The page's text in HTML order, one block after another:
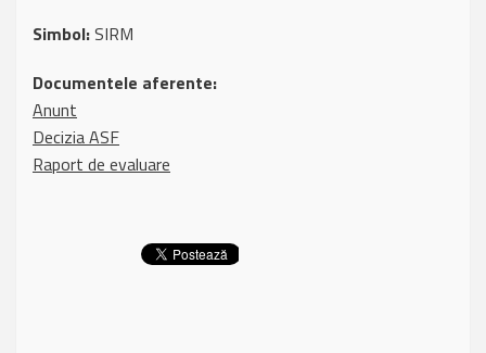
Simbol:SIRM
Documentele aferente:
Anunt
Decizia ASF
Raport de evaluare